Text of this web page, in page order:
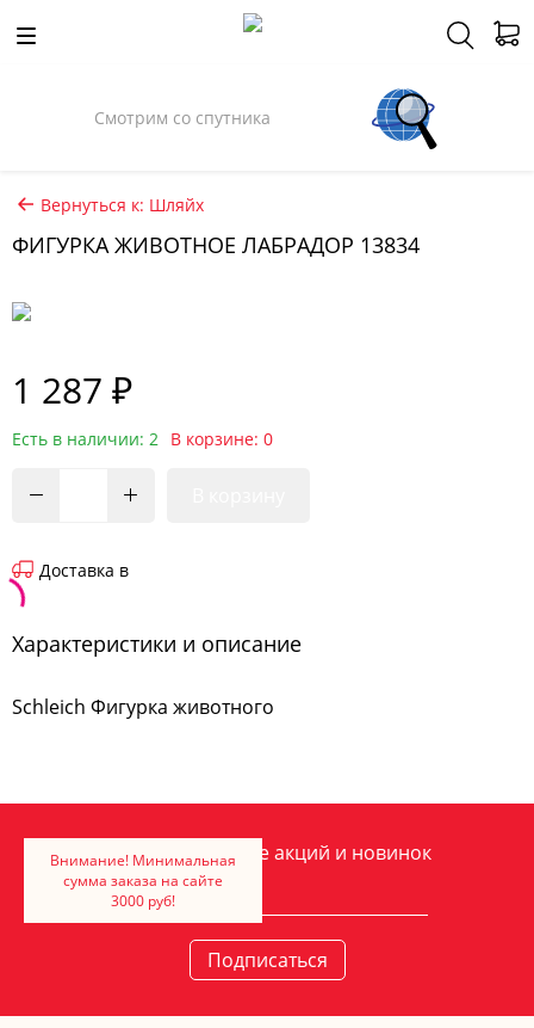
Смотрим со спутника
Вернуться к: Шляйх
ФИГУРКА ЖИВОТНОЕ ЛАБРАДОР 13834
1 287 ₽
Есть в наличии: 2 В корзине: 0
Доставка в
Характеристики и описание
Schleich Фигурка животного
Хочу быть в курсе акций и новинок
Подписаться
Внимание! Минимальная
сумма заказа на сайте
3000 руб!